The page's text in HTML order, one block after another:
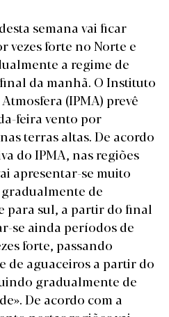
semana vai ficar
vezes forte no Norte e
a regime de
da manhã. O Instituto
(IPMA) prevê
feira vento por
terras altas. De acordo
do IPMA, nas regiões
apresentar-se muito
de
para sul, a partir do final
se ainda períodos de
forte, passando
de aguaceiros a partir do
gradualmente de
De acordo com a